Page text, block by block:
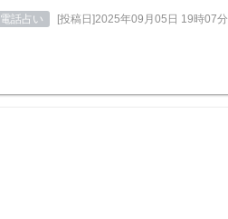
電話占い [投稿日]2025年09月05日 19時07分